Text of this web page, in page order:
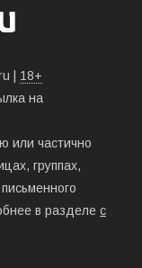
| 18+
на
или частично
группах,
в разделе с